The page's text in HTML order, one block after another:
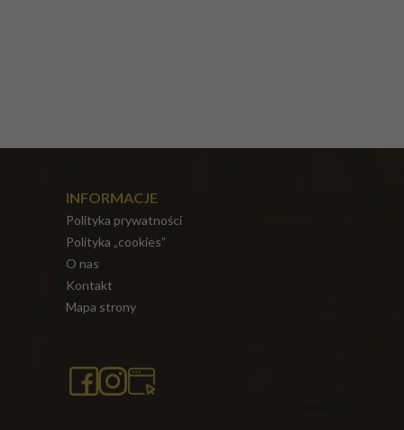
INFORMACJE
Polityka prywatności
Polityka „cookies”
O nas
Kontakt
Mapa strony